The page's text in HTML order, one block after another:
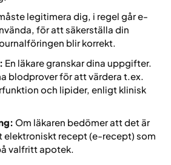
legitimera dig, i regel går e-
för att säkerställa din
blir korrekt.
En läkare granskar dina uppgifter.
blodprover för att värdera t.ex.
och lipider, enligt klinisk
Om läkaren bedömer att det är
elektroniskt recept (e-recept) som
valfritt apotek.